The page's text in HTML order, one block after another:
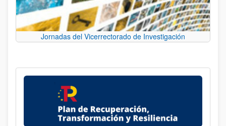
Jornadas del Vicerrectorado de Investigación